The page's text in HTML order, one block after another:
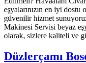
eşyalarınızın en iyi
güvenilir hizmet
Makinesi Servisi beyaz
olarak, sizlere kaliteli ve
Düzlerçamı